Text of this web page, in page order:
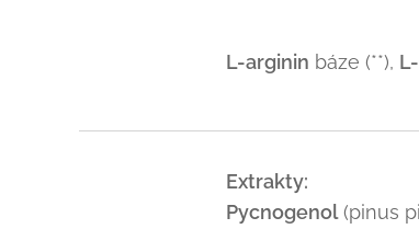
L-arginin báze (**),
Extrakty:
Pycnogenol(pinus